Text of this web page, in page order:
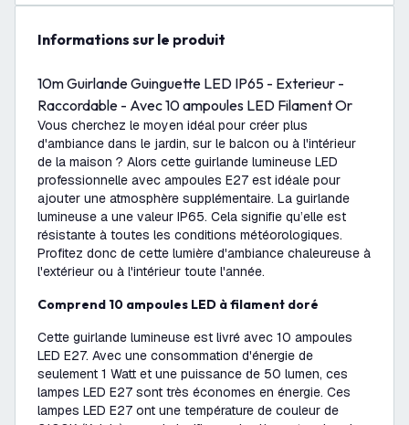
Informations sur le produit
10m Guirlande Guinguette LED IP65 - Exterieur -
Raccordable - Avec 10 ampoules LED Filament Or
Vous cherchez le moyen idéal pour créer plus
d'ambiance dans le jardin, sur le balcon ou à l'intérieur
de la maison ? Alors cette guirlande lumineuse LED
professionnelle avec ampoules E27 est idéale pour
ajouter une atmosphère supplémentaire. La guirlande
lumineuse a une valeur IP65. Cela signifie qu’elle est
résistante à toutes les conditions météorologiques.
Profitez donc de cette lumière d'ambiance chaleureuse à
l'extérieur ou à l'intérieur toute l'année.
Comprend 10 ampoules LED à filament doré
Cette guirlande lumineuse est livré avec 10 ampoules
LED E27. Avec une consommation d'énergie de
seulement 1 Watt et une puissance de 50 lumen, ces
lampes LED E27 sont très économes en énergie. Ces
lampes LED E27 ont une température de couleur de